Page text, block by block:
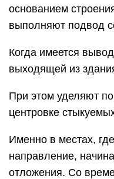
основанием
выполняют подвод
Когда имеется
выходящей из
При этом уделяют
центровке
Именно в местах,
направление,
отложения. Со